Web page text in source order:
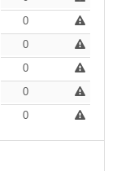
19.54
0
19.54
0
19.54
0
5.52
0
9.52
0